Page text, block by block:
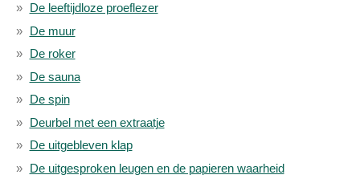
De leeftijdloze proeflezer
De muur
De roker
De sauna
De spin
Deurbel met een extraatje
De uitgebleven klap
De uitgesproken leugen en de papieren waarheid